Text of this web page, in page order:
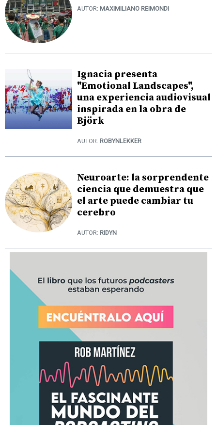
AUTOR: MAXIMILIANO REIMONDI
Ignacia presenta
"Emotional Landscapes",
una experiencia audiovisual
inspirada en la obra de
Björk
AUTOR: ROBYNLEKKER
Neuroarte: la sorprendente
ciencia que demuestra que
el arte puede cambiar tu
cerebro
AUTOR: RIDYN